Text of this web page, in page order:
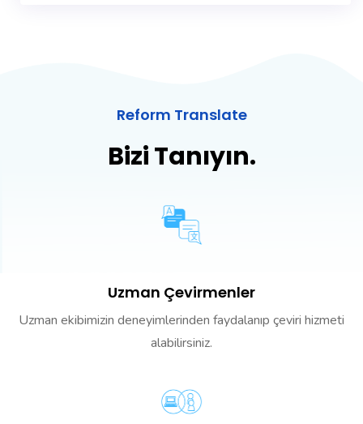
Reform Translate
Bizi Tanıyın.
Uzman Çevirmenler
Uzman ekibimizin deneyimlerinden faydalanıp çeviri hizmeti
alabilirsiniz.